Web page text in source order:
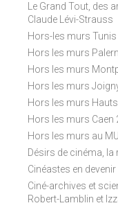
Le Grand Tout, des
Claude Lévi-Strauss
Hors-les murs Tunis
Hors les murs
Hors les murs
Hors les murs
Hors les murs
Hors les murs Caen
Hors les murs au
Désirs de cinéma, la
Cinéastes en
Ciné-archives et
Robert-Lamblin et